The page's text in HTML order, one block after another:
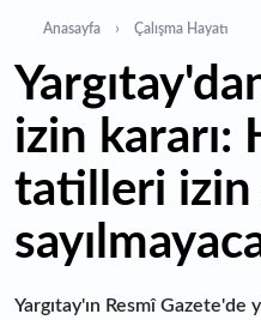
Anasayfa Çalışma Hayatı
izin kararı:
tatilleri izin
Yargıtay'ın Resmî